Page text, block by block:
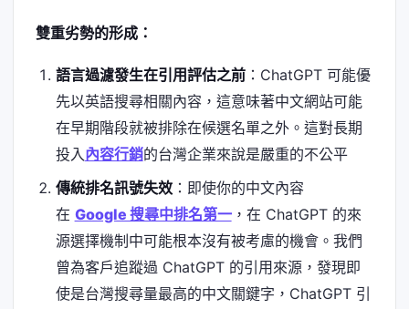
雙重劣勢的形成：
語言過濾發生在引用評估之前：ChatGPT 可能優
先以英語搜尋相關內容，這意味著中文網站可能
在早期階段就被排除在候選名單之外。這對長期
投入 內容行銷的台灣企業來說是嚴重的不公平
傳統排名訊號失效：即使你的中文內容
在 Google 搜尋中排名第一，在 ChatGPT 的來
源選擇機制中可能根本沒有被考慮的機會。我們
曾為客戶追蹤過 ChatGPT 的引用來源，發現即
使是台灣搜尋量最高的中文關鍵字，ChatGPT 引